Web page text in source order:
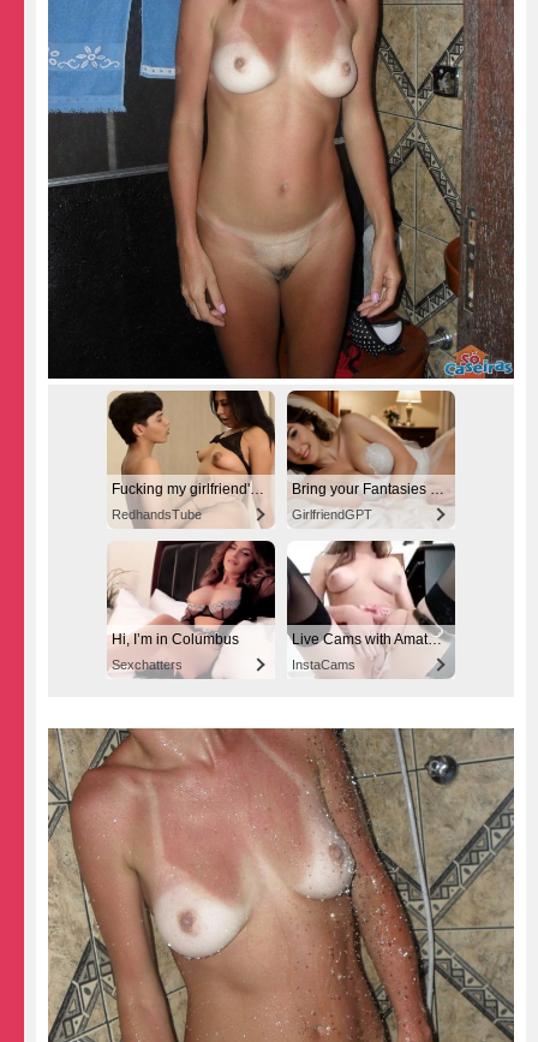
Fucking my girlfriend's hot mommy by mistake
RedhandsTube
Bring your Fantasies to life
GirlfriendGPT
Hi, I’m in Columbus
Sexchatters
Live Cams with Amateur Girls
InstaCams